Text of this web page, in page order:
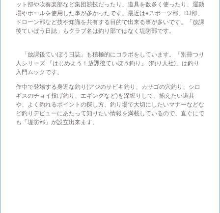
ット部や吹奏楽部など集団競技だったり、道具を数多く使ったり、運動
場やホールを使用した事が多かったです。最近はeスポーツ部、DJ部、
ドローン部など技や知識を共有する目的で出来る事が多いです。「放課
後ていぼう日誌」もクラブ名は釣り部ではなく堤防部です。
「放課後ていぼう日誌」も積極的にコラボをしています。「別冊つり
人シリーズ 『はじめよう！放課後ていぼう釣り』 (釣り人社)」は釣り
入門ムックです。
作中で登場する身近な釣り(アジのサビキ釣り、カサゴの穴釣り、シロ
ギスのチョイ投げ釣り、エギングなど)を深堀りして、揃えたい道具
や、よく釣れるポイントの探し方、釣り場で大切にしたいマナーなどな
ど釣りデビューにあたって知りたい情報を満載しているので、直ぐにで
も「堤防部」が設立出来ます。